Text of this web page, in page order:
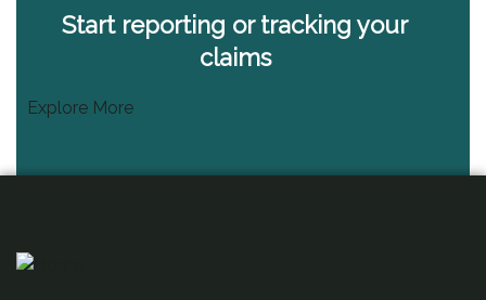
Start reporting or tracking your
claims
Explore More